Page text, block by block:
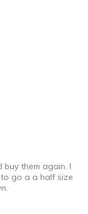
them again. I
go a a half size